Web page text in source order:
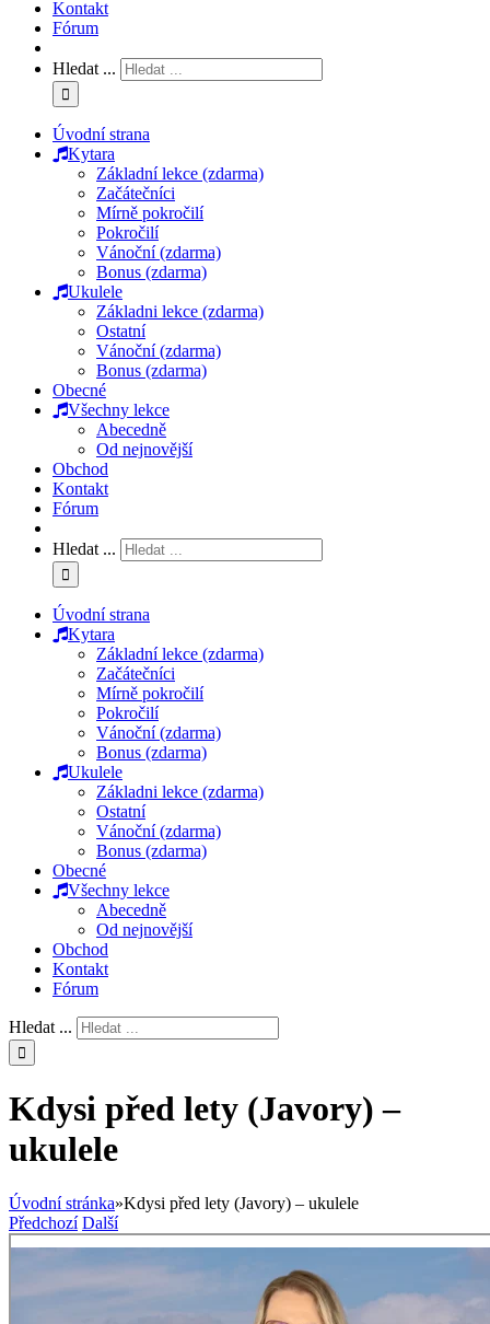
Kontakt
Fórum
Hledat ...
Úvodní strana
Kytara
Základní lekce (zdarma)
Začátečníci
Mírně pokročilí
Pokročilí
Vánoční (zdarma)
Bonus (zdarma)
Ukulele
Základni lekce (zdarma)
Ostatní
Vánoční (zdarma)
Bonus (zdarma)
Obecné
Všechny lekce
Abecedně
Od nejnovější
Obchod
Kontakt
Fórum
Hledat ...
Úvodní strana
Kytara
Základní lekce (zdarma)
Začátečníci
Mírně pokročilí
Pokročilí
Vánoční (zdarma)
Bonus (zdarma)
Ukulele
Základni lekce (zdarma)
Ostatní
Vánoční (zdarma)
Bonus (zdarma)
Obecné
Všechny lekce
Abecedně
Od nejnovější
Obchod
Kontakt
Fórum
Hledat ...
Kdysi před lety (Javory) –
ukulele
Úvodní stránka»Kdysi před lety (Javory) – ukulele
Předchozí Další